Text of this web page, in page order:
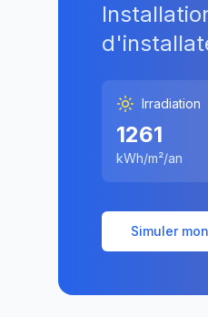
Irradiation
1261
kWh/m²/an
Simuler